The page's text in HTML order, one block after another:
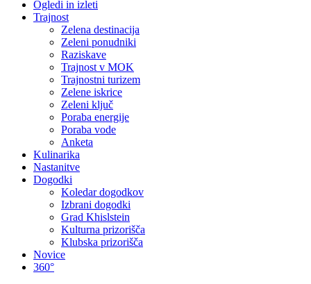
Ogledi in izleti
Trajnost
Zelena destinacija
Zeleni ponudniki
Raziskave
Trajnost v MOK
Trajnostni turizem
Zelene iskrice
Zeleni ključ
Poraba energije
Poraba vode
Anketa
Kulinarika
Nastanitve
Dogodki
Koledar dogodkov
Izbrani dogodki
Grad Khislstein
Kulturna prizorišča
Klubska prizorišča
Novice
360°